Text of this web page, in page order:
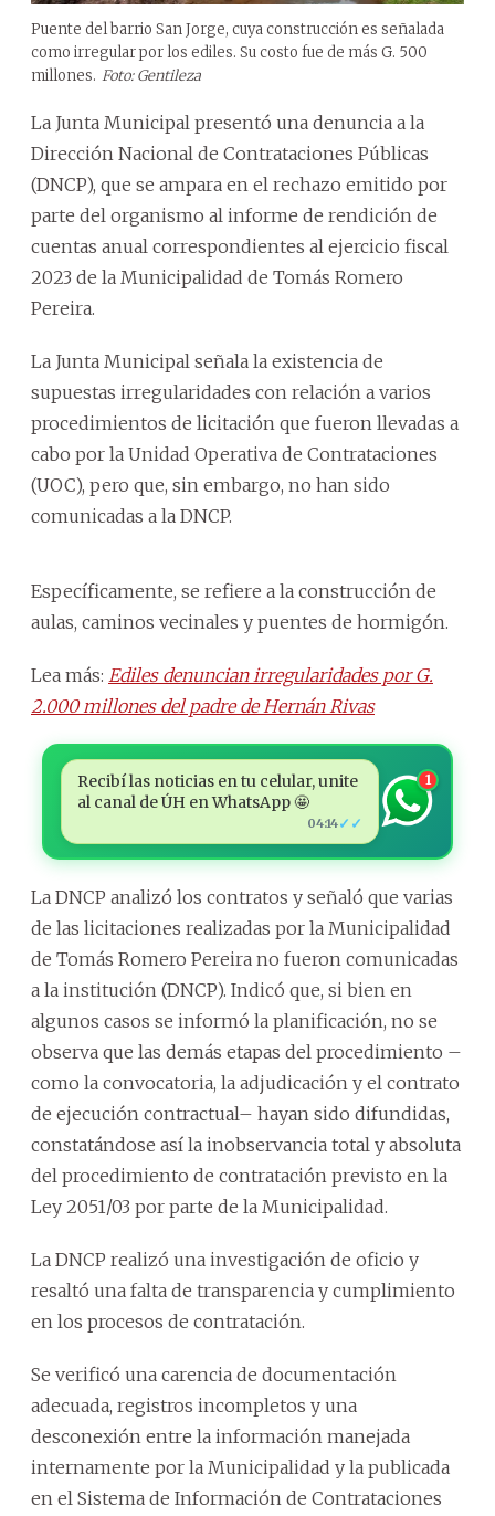
Puente del barrio San Jorge, cuya construcción es señalada
como irregular por los ediles. Su costo fue de más G. 500
millones. Foto: Gentileza
La Junta Municipal presentó una denuncia a la
Dirección Nacional de Contrataciones Públicas
(DNCP), que se ampara en el rechazo emitido por
parte del organismo al informe de rendición de
cuentas anual correspondientes al ejercicio fiscal
2023 de la Municipalidad de Tomás Romero
Pereira.
La Junta Municipal señala la existencia de
supuestas irregularidades con relación a varios
procedimientos de licitación que fueron llevadas a
cabo por la Unidad Operativa de Contrataciones
(UOC), pero que, sin embargo, no han sido
comunicadas a la DNCP.
Específicamente, se refiere a la construcción de
aulas, caminos vecinales y puentes de hormigón.
Lea más: Ediles denuncian irregularidades por G.
2.000 millones del padre de Hernán Rivas
Recibí las noticias en tu celular, unite
al canal de ÚH en WhatsApp 🤩
04:14✓✓
1
La DNCP analizó los contratos y señaló que varias
de las licitaciones realizadas por la Municipalidad
de Tomás Romero Pereira no fueron comunicadas
a la institución (DNCP). Indicó que, si bien en
algunos casos se informó la planificación, no se
observa que las demás etapas del procedimiento –
como la convocatoria, la adjudicación y el contrato
de ejecución contractual– hayan sido difundidas,
constatándose así la inobservancia total y absoluta
del procedimiento de contratación previsto en la
Ley 2051/03 por parte de la Municipalidad.
La DNCP realizó una investigación de oficio y
resaltó una falta de transparencia y cumplimiento
en los procesos de contratación.
Se verificó una carencia de documentación
adecuada, registros incompletos y una
desconexión entre la información manejada
internamente por la Municipalidad y la publicada
en el Sistema de Información de Contrataciones